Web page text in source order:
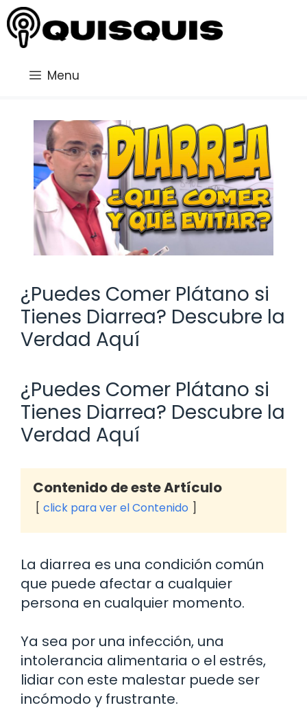
Saltar
al
contenido
Menu
¿Puedes Comer Plátano si
Tienes Diarrea? Descubre la
Verdad Aquí
¿Puedes Comer Plátano si
Tienes Diarrea? Descubre la
Verdad Aquí
Contenido de este Artículo
click para ver el Contenido
La diarrea es una condición común
que puede afectar a cualquier
persona en cualquier momento.
Ya sea por una infección, una
intolerancia alimentaria o el estrés,
lidiar con este malestar puede ser
incómodo y frustrante.